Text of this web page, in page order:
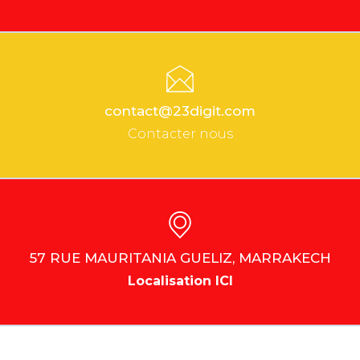
contact@23digit.com
Contacter nous
57 RUE MAURITANIA GUELIZ, MARRAKECH
Localisation ICI